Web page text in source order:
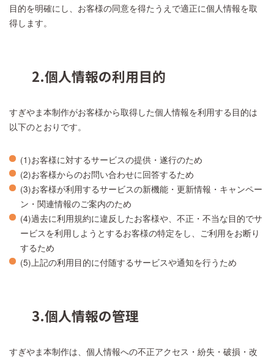
目的を明確にし、お客様の同意を得たうえで適正に個人情報を取
得します。
2.個人情報の利用目的
すぎやま本制作がお客様から取得した個人情報を利用する目的は
以下のとおりです。
(1)お客様に対するサービスの提供・遂行のため
(2)お客様からのお問い合わせに回答するため
(3)お客様が利用するサービスの新機能・更新情報・キャンペー
ン・関連情報のご案内のため
(4)過去に利用規約に違反したお客様や、不正・不当な目的でサ
ービスを利用しようとするお客様の特定をし、ご利用をお断り
するため
(5)上記の利用目的に付随するサービスや通知を行うため
3.個人情報の管理
すぎやま本制作は、個人情報への不正アクセス・紛失・破損・改